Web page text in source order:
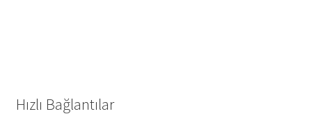
Hızlı Bağlantılar